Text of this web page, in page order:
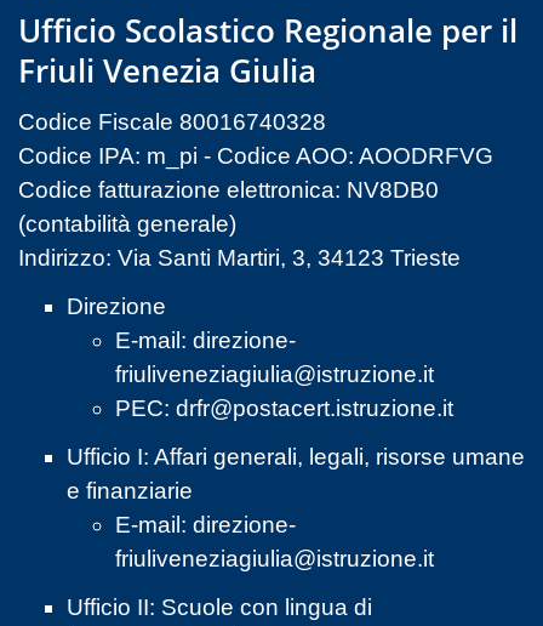
Ufficio Scolastico Regionale per il
Friuli Venezia Giulia
Codice Fiscale 80016740328
Codice IPA: m_pi - Codice AOO: AOODRFVG
Codice fatturazione elettronica: NV8DB0
(contabilità generale)
Indirizzo: Via Santi Martiri, 3, 34123 Trieste
Direzione
E-mail: direzione-
friuliveneziagiulia@istruzione.it
PEC: drfr@postacert.istruzione.it
Ufficio I: Affari generali, legali, risorse umane
e finanziarie
E-mail: direzione-
friuliveneziagiulia@istruzione.it
Ufficio II: Scuole con lingua di